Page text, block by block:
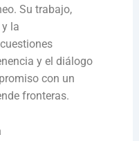
Su trabajo,
la
y el diálogo
con un
fronteras.